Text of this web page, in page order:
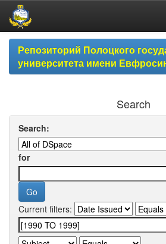
Skip
navigationРепозиторий Полоцкого
университета имени
Search
Search:
for
Current filters: